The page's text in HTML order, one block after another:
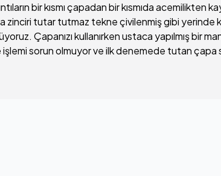
bir kısmı çapadan bir kısmıda
zinciri tutar tutmaz tekne çivilenmiş gibi yerinde
Çapanızı kullanırken ustaca yapılmış bir
sorun olmuyor ve ilk denemede tutan çapa